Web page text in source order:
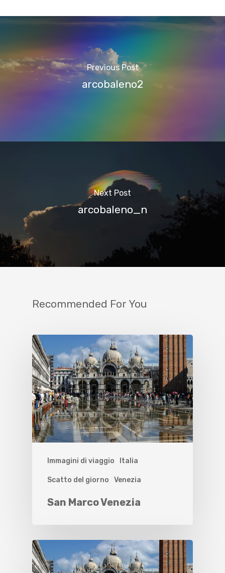
Previous Post
arcobaleno2
Next Post
arcobaleno_n
Recommended For You
Immagini di viaggio Italia
Scatto del giorno Venezia
San Marco Venezia